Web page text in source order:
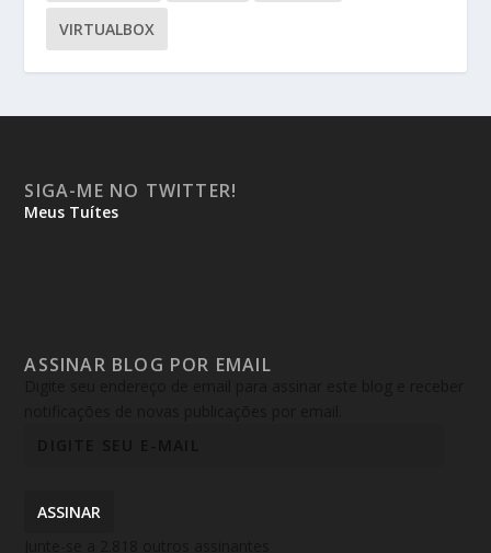
VIRTUALBOX
SIGA-ME NO TWITTER!
Meus Tuítes
ASSINAR BLOG POR EMAIL
ASSINAR